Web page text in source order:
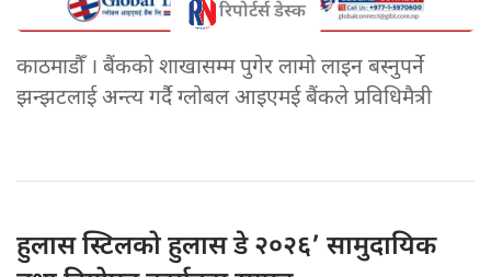
रिपोर्टर्स डेस्क
काठमाडौँ । बैंकको शाखासम्म पुगेर लामो लाइन बस्नुपर्ने
झन्झटलाई अन्त्य गर्दै ग्लोबल आइएमई बैंकले प्रविधिमैत्री
हुलास स्टिलकोहुलास डे २०२६’ सामुदायिक